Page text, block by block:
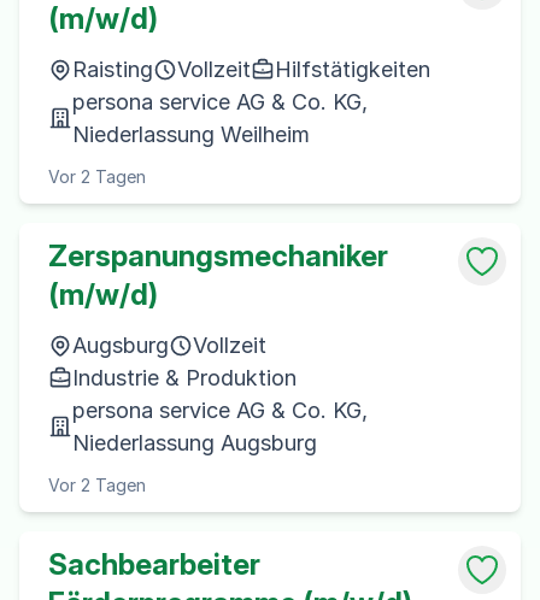
(m/w/d)
Raisting Vollzeit
Hilfstätigkeiten
persona service AG & Co. KG,
Niederlassung Weilheim
Vor 2 Tagen
Zerspanungsmechaniker
(m/w/d)
Augsburg
Vollzeit
Industrie & Produktion
persona service AG & Co. KG,
Niederlassung Augsburg
Vor 2 Tagen
Sachbearbeiter